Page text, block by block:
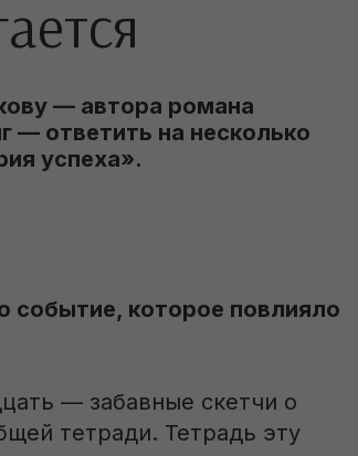
— автора романа
— ответить на несколько
успеха».
событие, которое повлияло
— забавные скетчи о
тетради. Тетрадь эту